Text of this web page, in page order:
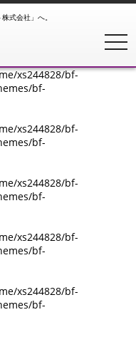
xs244828/bf-
bf-
xs244828/bf-
bf-
xs244828/bf-
bf-
xs244828/bf-
bf-
xs244828/bf-
bf-
xs244828/bf-
bf-
式会社」へ。